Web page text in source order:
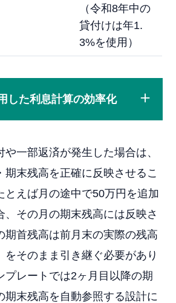
（令和8年中の
貸付けは年1.
3%を使用）
した利息計算の効率化
一部返済が発生した場合は、
期末残高を正確に反映させるこ
とえば月の途中で50万円を追加
、その月の期末残高には反映さ
期首残高は前月末の実際の残高
をそのまま引き継ぐ必要があり
プレートでは2ヶ月目以降の期
期末残高を自動参照する設計に